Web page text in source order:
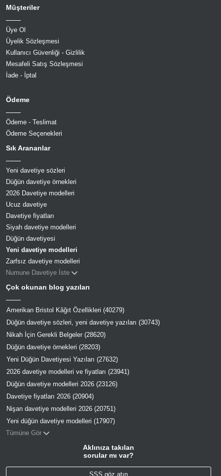
Müşteriler
Üye Ol
Üyelik Sözleşmesi
Kullanıcı Güvenliği - Gizlilik
Mesafeli Satış Sözleşmesi
İade - İptal
Ödeme
Ödeme - Teslimat
Ödeme Seçenekleri
Sık Arananlar
Yeni davetiye sözleri
Düğün davetiye örnekleri
2026 Davetiye modelleri
Ucuz davetiye
Davetiye fiyatları
Siyah davetiye modelleri
Düğün davetiyesi
Yeni davetiye modelleri
Zarfsız davetiye modelleri
Numune Davetiye İste
Çok okunan blog yazıları
Amerikan Bristol Kâğıt Özellikleri (40279)
Düğün davetiye sözleri, yeni davetiye yazıları (30743)
Nikah İçin Gerekli Belgeler (28620)
Düğün davetiye örnekleri (28203)
Yeni Düğün Davetiyesi Yazıları (27632)
2026 davetiye modelleri ve fiyatları (23941)
Düğün davetiye modelleri 2026 (23126)
Davetiye fiyatları 2026 (20904)
Nişan davetiye modelleri 2026 (20751)
Yeni düğün davetiye modelleri (17907)
Tümüne Gör
Aklınıza takılan
sorular mı var?
SSS göz atın